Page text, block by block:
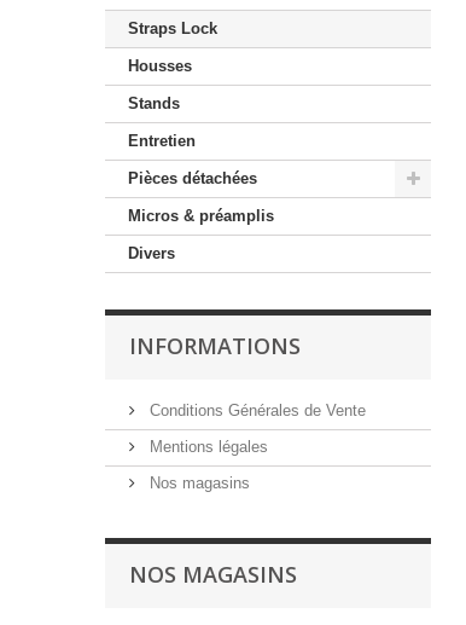
Straps Lock
Housses
Stands
Entretien
Pièces détachées
Micros & préamplis
Divers
INFORMATIONS
Conditions Générales de Vente
Mentions légales
Nos magasins
NOS MAGASINS